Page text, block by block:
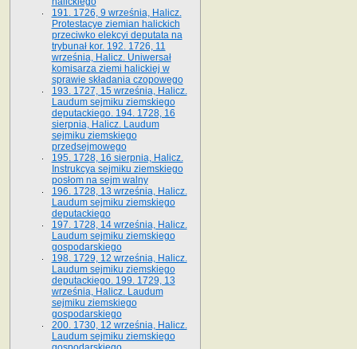
191. 1726, 9 września, Halicz.
Protestacye ziemian halickich
przeciwko elekcyi deputata na
trybunał kor. 192. 1726, 11
września, Halicz. Uniwersał
komisarza ziemi halickiej w
sprawie składania czopowego
193. 1727, 15 września, Halicz.
Laudum sejmiku ziemskiego
deputackiego. 194. 1728, 16
sierpnia, Halicz. Laudum
sejmiku ziemskiego
przedsejmowego
195. 1728, 16 sierpnia, Halicz.
Instrukcya sejmiku ziemskiego
posłom na sejm walny
196. 1728, 13 września, Halicz.
Laudum sejmiku ziemskiego
deputackiego
197. 1728, 14 września, Halicz.
Laudum sejmiku ziemskiego
gospodarskiego
198. 1729, 12 września, Halicz.
Laudum sejmiku ziemskiego
deputackiego. 199. 1729, 13
września, Halicz. Laudum
sejmiku ziemskiego
gospodarskiego
200. 1730, 12 września, Halicz.
Laudum sejmiku ziemskiego